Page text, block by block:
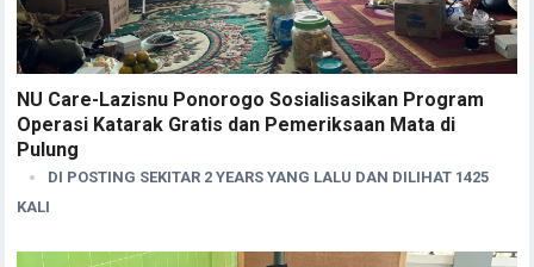
NU Care-Lazisnu Ponorogo Sosialisasikan Program
Operasi Katarak Gratis dan Pemeriksaan Mata di
Pulung
DI POSTING SEKITAR 2 YEARS YANG LALU DAN DILIHAT 1425
KALI